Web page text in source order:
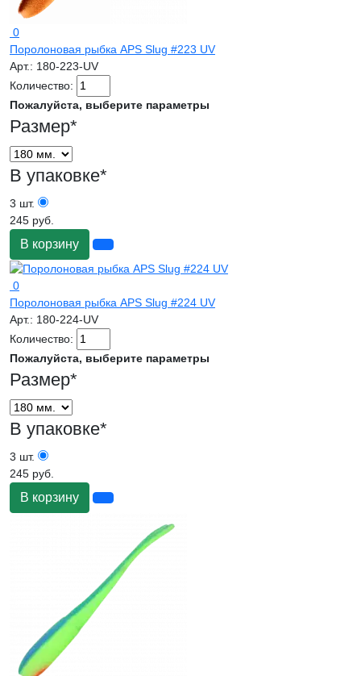
0
Поролоновая рыбка APS Slug #223 UV
Арт.: 180-223-UV
Количество:
Пожалуйста, выберите параметры
Размер*
В упаковке*
3 шт.
245 руб.
В корзину
0
Поролоновая рыбка APS Slug #224 UV
Арт.: 180-224-UV
Количество:
Пожалуйста, выберите параметры
Размер*
В упаковке*
3 шт.
245 руб.
В корзину